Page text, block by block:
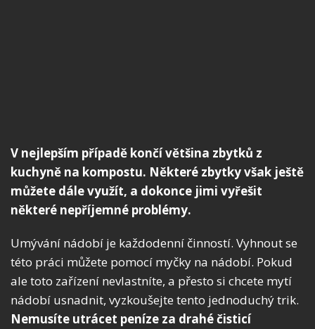
V nejlepším případě končí většina zbytků z
kuchyně na kompostu. Některé zbytky však ještě
můžete dále využít, a dokonce jimi vyřešit
některé nepříjemné problémy.
Umývání nádobí je každodenní činností. Vyhnout se
této práci můžete pomocí myčky na nádobí. Pokud
ale toto zařízení nevlastníte, a přesto si chcete mytí
nádobí usnadnit, vyzkoušejte tento jednoduchý trik.
Nemusíte utrácet peníze za drahé čisticí